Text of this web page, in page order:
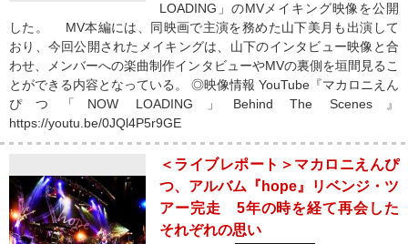
LOADING」のMVメイキング映像を公開
した。 MV本編には、同映画で主演を務めた山下美月も出演して
おり、今回公開されたメイキングは、山下のインタビュー映像と合
わせ、メンバーへの楽曲制作インタビューやMVの裏側を垣間見るこ
とができる内容となっている。 ◎映像情報 YouTube『マカロニえん
ぴつ「NOW LOADING」Behind The Scenes』
https://youtu.be/0JQl4P5r9GE
＜ライブレポート＞マカロニえんぴ
つ、アルバム『hope』リベンジ・ツ
アー完走 5年の時を経て再会した
それぞれの思い